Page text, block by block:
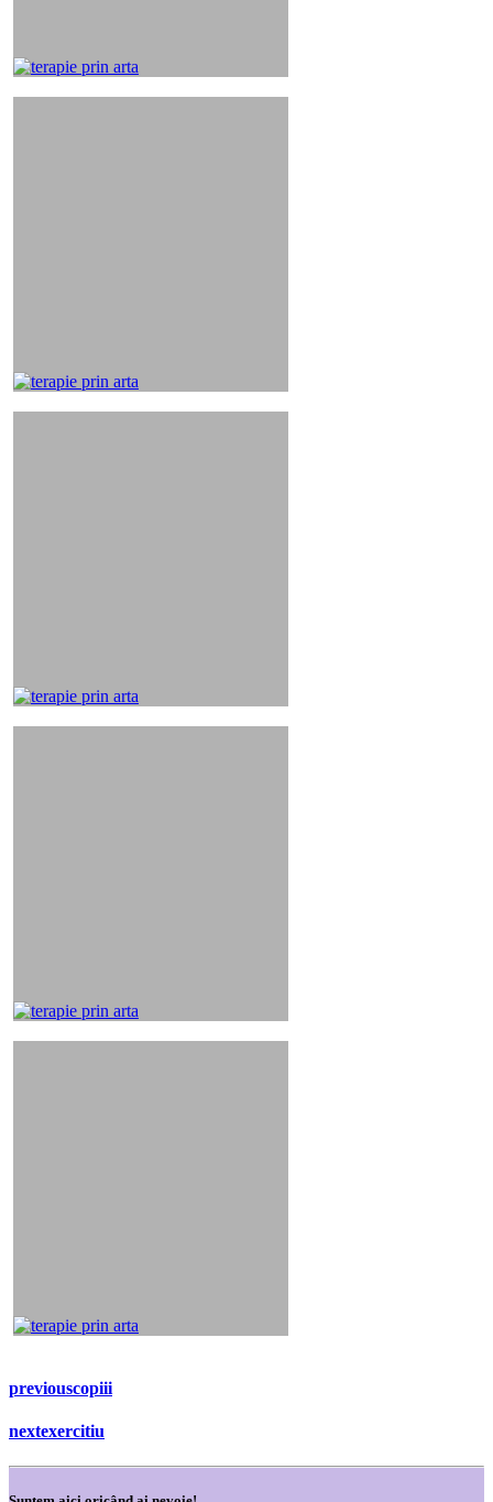
previouscopiii
nextexercitiu